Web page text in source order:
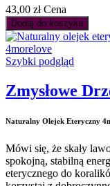
43,00 zł Cena
Dodaj do koszyka
Szybki podgląd
Zmysłowe
Naturalny Olejek Eteryczny
Mówi się, że skały
spokojną, stabilną
eterycznego do